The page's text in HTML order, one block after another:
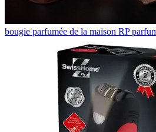
bougie parfumée de la maison RP